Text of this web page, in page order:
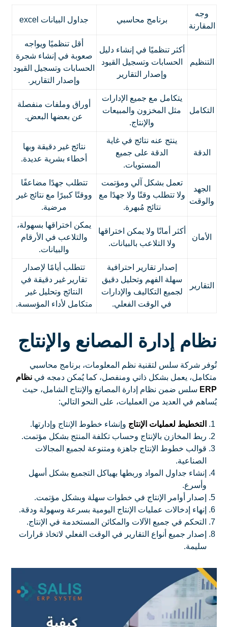
وجه
المقارنة
برنامج محاسبي جداول البيانات excel
التنظيم
أكثر تنظميًا في إنشاء دليل
الحسابات وتسجيل القيود
وإصدار التقارير
أقل تنظميًا ويواجه
صعوبة في إنشاء شجرة
الحسابات وتسجيل القيود
وإصدار التقارير.
التكامل
يتكامل مع جميع الإدارات
مثل المخزون والمبيعات
والإنتاج.
أوراق وملفات منفصلة
عن بعضها البعض.
الدقة
ينتج عنه نتائج في غاية
الدقة على جميع
المستويات.
نتائج غير دقيقة وبها
أخطاء بشرية عديدة.
الجهد
والوقت
تعمل بشكل آلي ومؤتمت
ولا تتطلب وقتًا ولا جهدًا مع
نتائج مُبهرة.
تتطلب جهدًا مضاعفًا
ووقتًا كبيرًا مع نتائج غير
مرضية.
الأمان
أكثر أمانًا ولا يمكن اختراقها
ولا التلاعب بالبيانات.
يمكن اختراقها بسهولة،
والتلاعب في الأرقام
والبيانات.
التقارير
إصدار تقارير احترافية
سهلة الفهم وتحليل دقيق
لجميع التكاليف والإدارات
في الوقت الفعلي.
تتطلب أيامًا لإصدار
تقارير غير دقيقة في
النتائج وتحليل غير
متكامل لأداء المؤسسة.
نظام إدارة المصانع والإنتاج
تُوفر شركة سلس لتقنية نظم المعلومات، برنامج محاسبي
متكامل، يعمل بشكل ذاتي ومنفصل، كما يُمكن دمجه فينظام
ERP سلس ضمن نظام إدارة المصانع والإنتاج الشامل، حيث
يُساهم في العديد من العمليات، على النحو التالي:
التخطيط لعمليات الإنتاج وإنشاء خطوط الإنتاج وإدارتها.
ربط المخازن بالإنتاج وحساب تكلفة المنتج بشكل مؤتمت.
قوالب خطوط الإنتاج جاهزة ومتنوعة لجميع المجالات
الصناعية.
إنشاء جداول المواد وربطها بهياكل التجميع بشكل أسهل
وأسرع.
إصدار أوامر الإنتاج في خطوات سهلة وبشكل مؤتمت.
إنهاء إدخالات عمليات الإنتاج اليومية بسرعة وسهولة ودقة.
التحكم في جميع الآلات والمكائن المستخدمة في الإنتاج.
إصدار جميع أنواع التقارير في الوقت الفعلي لاتخاذ قرارات
سليمة.